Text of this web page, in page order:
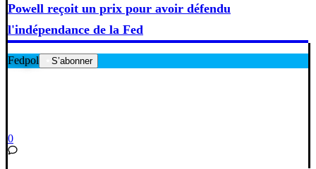
Powell reçoit un prix pour avoir défendu
l'indépendance de la Fed
Fedpol S’abonner
0